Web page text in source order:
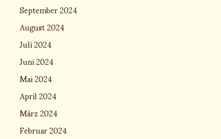
September 2024
August 2024
Juli 2024
Juni 2024
Mai 2024
April 2024
März 2024
Februar 2024